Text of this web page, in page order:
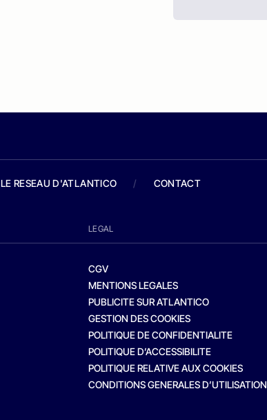
LE RESEAU D'ATLANTICO / CONTACT
LEGAL
CGV
MENTIONS LEGALES
PUBLICITE SUR ATLANTICO
GESTION DES COOKIES
POLITIQUE DE CONFIDENTIALITE
POLITIQUE D’ACCESSIBILITE
POLITIQUE RELATIVE AUX COOKIES
CONDITIONS GENERALES D’UTILISATION